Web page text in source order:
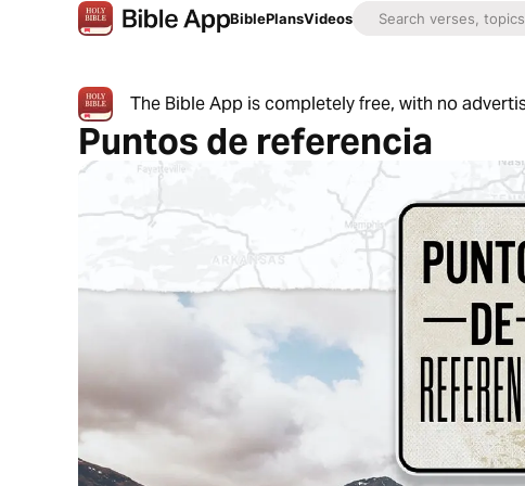
BiblePlansVideos
The Bible App is completely free, with no
Puntos de referencia